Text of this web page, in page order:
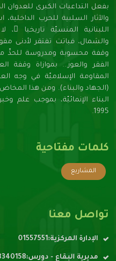
والآثار السلبية للحرب
اللبنانية المنسيّة تاريخيا
والشمال، فباتت تفتقر لأدنـى
وقفة محسوبة ومدروسة للحدِّ
الفقر والعوز... بموازاة وقفة
المقاومة الإسلاميّة في وجه
(الجهاد والبناء). ومن هذا
1995.
كلمات مفتاحية
المشاريع
تواصل معنا
الإدارة المركزية:01557551
مديرية البقاع - دورس:08340158